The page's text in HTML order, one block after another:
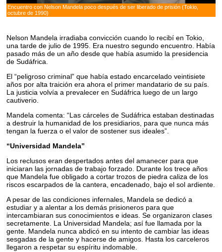
Encuentro con Nelson Mandela poco después de ser liberado de prisión (Tokio,
octubre de 1990)
Nelson Mandela irradiaba convicción cuando lo recibí en Tokio,
una tarde de julio de 1995. Era nuestro segundo encuentro. Había
pasado más de un año desde que había asumido la presidencia
de Sudáfrica.
El “peligroso criminal” que había estado encarcelado veintisiete
años por alta traición era ahora el primer mandatario de su país.
La justicia volvía a prevalecer en Sudáfrica luego de un largo
cautiverio.
Mandela comenta: “Las cárceles de Sudáfrica estaban destinadas
a destruir la humanidad de los presidiarios, para que nunca más
tengan la fuerza o el valor de sostener sus ideales”.
“Universidad Mandela”
Los reclusos eran despertados antes del amanecer para que
iniciaran las jornadas de trabajo forzado. Durante los trece años
que Mandela fue obligado a cortar trozos de piedra caliza de los
riscos escarpados de la cantera, encadenado, bajo el sol ardiente.
A pesar de las condiciones infernales, Mandela se dedicó a
estudiar y a alentar a los demás prisioneros para que
intercambiaran sus conocimientos e ideas. Se organizaron clases
secretamente. La Universidad Mandela; así fue llamada por la
gente. Mandela nunca abdicó en su intento de cambiar las ideas
sesgadas de la gente y hacerse de amigos. Hasta los carceleros
llegaron a respetar su espíritu indomable.